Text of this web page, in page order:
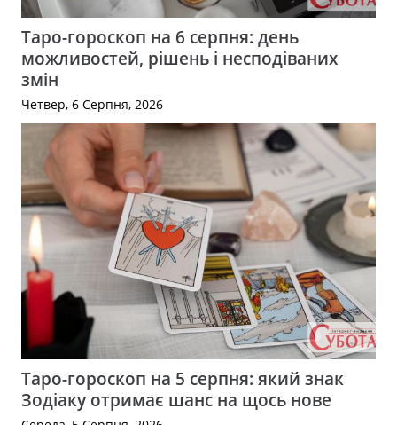
Таро-гороскоп на 6 серпня: день
можливостей, рішень і несподіваних
змін
Четвер, 6 Серпня, 2026
Таро-гороскоп на 5 серпня: який знак
Зодіаку отримає шанс на щось нове